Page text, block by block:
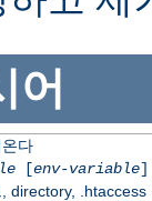
어
다
[env-variable]
directory, .htaccess